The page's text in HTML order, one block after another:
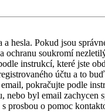
hesla. Pokud jsou
soukromí
instrukcí, které jste
účtu a to
pokračujte podle
byl email zachycen
prosbou o pomoc